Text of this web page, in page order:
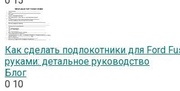
Как сделать подлокотники для Ford
руками: детальное руководство
Блог
0 10